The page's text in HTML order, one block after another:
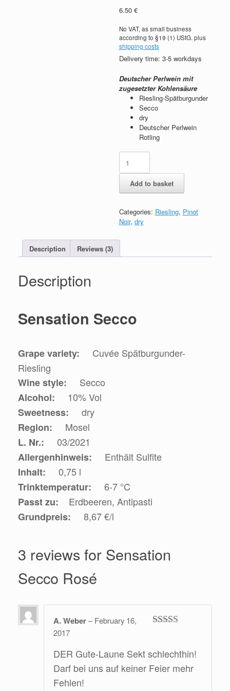
6.50 €
No VAT, as small business
according to §19 (1) UStG. plus
shipping costs
Delivery time: 3-5 workdays
Deutscher Perlwein mit
zugesetzter Kohlensäure
Riesling-Spätburgunder
Secco
dry
Deutscher Perlwein
Rotling
Secco
Rosé
quantity
Add to basket
Categories: Riesling, Pinot
Noir, dry
Description Reviews (3)
Description
Sensation Secco
Grape variety:
Cuvée Spätburgunder-
Riesling
Wine style:
Secco
Alcohol: 10% Vol
Sweetness: dry
Region: Mosel
L. Nr.: 03/2021
Allergenhinweis: Enthält Sulfite
Inhalt: 0,75 l
Trinktemperatur: 6-7 °C
Passt zu: Erdbeeren, Antipasti
Grundpreis: 8,67 €/l
3 reviews for Sensation
Secco Rosé
A. Weber– February 16,
2017
DER Gute-Laune Sekt schlechthin!
Darf bei uns auf keiner Feier mehr
Fehlen!